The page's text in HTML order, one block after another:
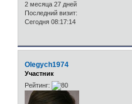
2 месяца 27 дней
Последний визит:
Сегодня 08:17:14
Olegych1974
Участник
Рейтинг: